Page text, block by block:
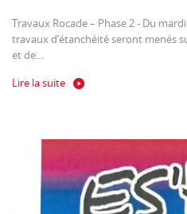
Travaux Rocade – Phase 2 - Du
travaux d’étanchéité seront menés
et de...
Lire la suite